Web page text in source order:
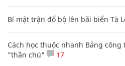
Bí mật trận đổ bộ lên bãi biển Tà
Cách học thuộc nhanh Bảng
"thần chú"
17